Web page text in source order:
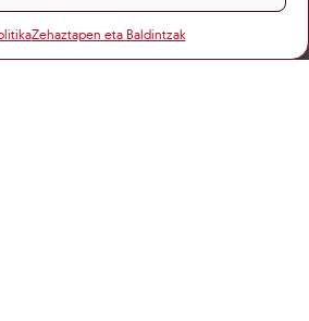
Zehaztapen eta Baldintzak